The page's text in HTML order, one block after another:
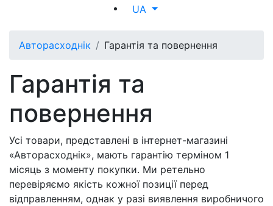
UA
Авторасходнік Гарантія та повернення
Гарантія та
повернення
Усі товари, представлені в інтернет-магазині
«Авторасходнік», мають гарантію терміном 1
місяць з моменту покупки. Ми ретельно
перевіряємо якість кожної позиції перед
відправленням, однак у разі виявлення виробничого